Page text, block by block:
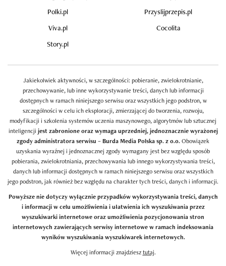
Polki.pl
Przyslijprzepis.pl
Viva.pl
Cocolita
Story.pl
Jakiekolwiek aktywności, w szczególności: pobieranie, zwielokrotnianie,
przechowywanie, lub inne wykorzystywanie treści, danych lub informacji
dostępnych w ramach niniejszego serwisu oraz wszystkich jego podstron, w
szczególności w celu ich eksploracji, zmierzającej do tworzenia, rozwoju,
modyfikacji i szkolenia systemów uczenia maszynowego, algorytmów lub sztucznej
inteligencji jest zabronione oraz wymaga uprzedniej, jednoznacznie wyrażonej
zgody administratora serwisu – Burda Media Polska sp. z o.o.Obowiązek
uzyskania wyraźnej i jednoznacznej zgody wymagany jest bez względu sposób
pobierania, zwielokrotniania, przechowywania lub innego wykorzystywania treści,
danych lub informacji dostępnych w ramach niniejszego serwisu oraz wszystkich
jego podstron, jak również bez względu na charakter tych treści, danych i informacji.
Powyższe nie dotyczy wyłącznie przypadków wykorzystywania treści, danych
i informacji w celu umożliwienia i ułatwienia ich wyszukiwania przez
wyszukiwarki internetowe oraz umożliwienia pozycjonowania stron
internetowych zawierających serwisy internetowe w ramach indeksowania
wyników wyszukiwania wyszukiwarek internetowych.
Więcej informacji znajdziesztutaj.